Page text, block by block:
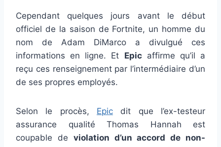
Cependant quelques jours avant le début
officiel de la saison de Fortnite, un homme du
nom de Adam DiMarco a divulgué ces
informations en ligne. Et Epicaffirme qu’il a
reçu ces renseignement par l’intermédiaire d’un
de ses propres employés.
Selon le procès, Epic dit que l’ex-testeur
assurance qualité Thomas Hannah est
coupable de violation d’un accord de non-